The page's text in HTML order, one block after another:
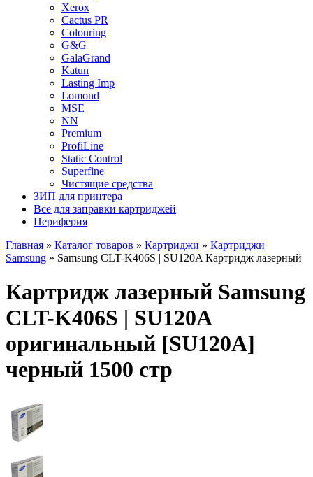
Xerox
Cactus PR
Colouring
G&G
GalaGrand
Katun
Lasting Imp
Lomond
MSE
NN
Premium
ProfiLine
Static Control
Superfine
Чистящие средства
ЗИП для принтера
Все для заправки картриджей
Периферия
Главная » Каталог товаров » Картриджи » Картриджи
Samsung » Samsung CLT-K406S | SU120A Картридж лазерный
Картридж лазерный Samsung
CLT-K406S | SU120A
оригинальный [SU120A]
черный 1500 стр